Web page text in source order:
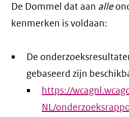
De Dommel dat aan alle
kenmerken is voldaan:
De
gebaseerd zijn
https://
NL/